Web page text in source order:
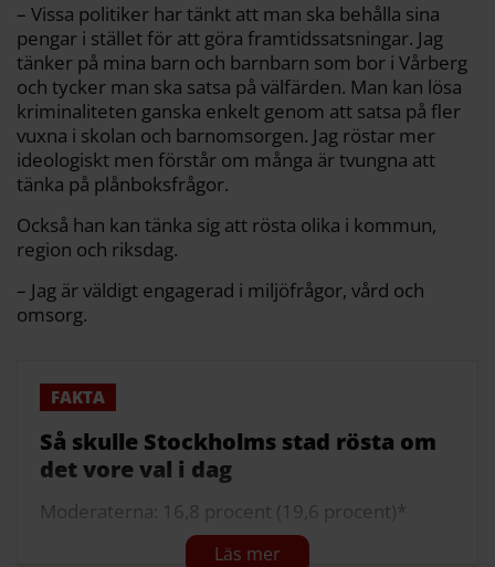
– Vissa politiker har tänkt att man ska behålla sina
pengar i stället för att göra framtidssatsningar. Jag
tänker på mina barn och barnbarn som bor i Vårberg
och tycker man ska satsa på välfärden. Man kan lösa
kriminaliteten ganska enkelt genom att satsa på fler
vuxna i skolan och barnomsorgen. Jag röstar mer
ideologiskt men förstår om många är tvungna att
tänka på plånboksfrågor.
Också han kan tänka sig att rösta olika i kommun,
region och riksdag.
– Jag är väldigt engagerad i miljöfrågor, vård och
omsorg.
Så skulle Stockholms stad rösta om
det vore val i dag
Moderaterna: 16,8 procent (19,6 procent)*
Centerpartiet: 6,2 procent (5,2 procent)